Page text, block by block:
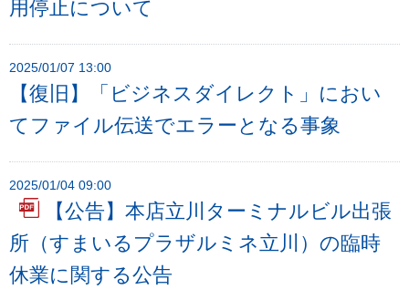
用停止について
2025/01/07 13:00
【復旧】「ビジネスダイレクト」におい
てファイル伝送でエラーとなる事象
2025/01/04 09:00
【公告】本店立川ターミナルビル出張
所（すまいるプラザルミネ立川）の臨時
休業に関する公告